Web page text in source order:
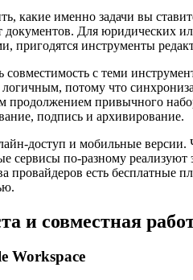
какие именно задачи вы
Для юридических
пригодятся инструменты
с теми
потому что
продолжением привычного
подпись и архивирование.
доступ и мобильные версии.
сервисы по-разному
провайдеров есть
и совместная
Workspace